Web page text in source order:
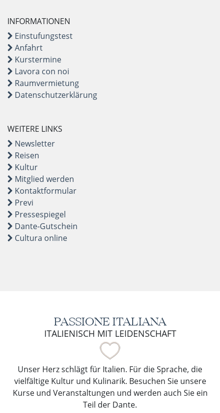
INFORMATIONEN
Einstufungstest
Anfahrt
Kurstermine
Lavora con noi
Raumvermietung
Datenschutzerklärung
WEITERE LINKS
Newsletter
Reisen
Kultur
Mitglied werden
Kontaktformular
Previ
Pressespiegel
Dante-Gutschein
Cultura online
PASSIONE ITALIANA
ITALIENISCH MIT LEIDENSCHAFT
Unser Herz schlägt für Italien. Für die Sprache, die
vielfältige Kultur und Kulinarik. Besuchen Sie unsere
Kurse und Veranstaltungen und werden auch Sie ein
Teil der Dante.